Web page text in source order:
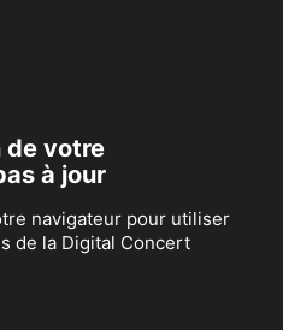
de votre
à jour
navigateur pour utiliser
de la Digital Concert